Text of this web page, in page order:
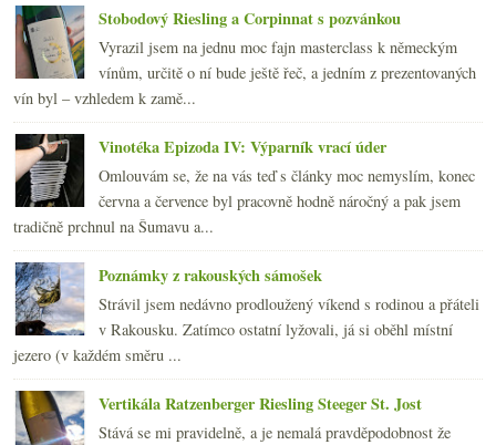
Stobodový Riesling a Corpinnat s pozvánkou
Vyrazil jsem na jednu moc fajn masterclass k německým
vínům, určitě o ní bude ještě řeč, a jedním z prezentovaných
vín byl – vzhledem k zamě...
Vinotéka Epizoda IV: Výparník vrací úder
Omlouvám se, že na vás teď s články moc nemyslím, konec
června a července byl pracovně hodně náročný a pak jsem
tradičně prchnul na Šumavu a...
Poznámky z rakouských sámošek
Strávil jsem nedávno prodloužený víkend s rodinou a přáteli
v Rakousku. Zatímco ostatní lyžovali, já si oběhl místní
jezero (v každém směru ...
Vertikála Ratzenberger Riesling Steeger St. Jost
Stává se mi pravidelně, a je nemalá pravděpodobnost že